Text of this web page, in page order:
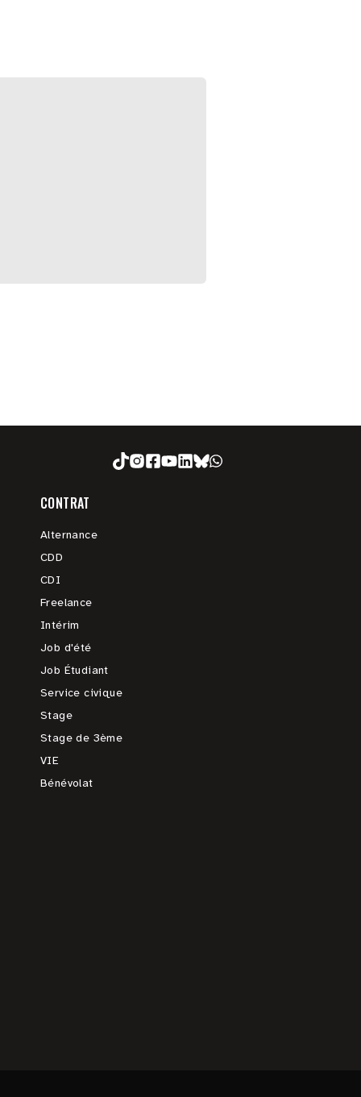
CONTRAT
Alternance
CDD
CDI
Freelance
Intérim
Job d'été
Job Étudiant
Service civique
Stage
Stage de 3ème
VIE
Bénévolat